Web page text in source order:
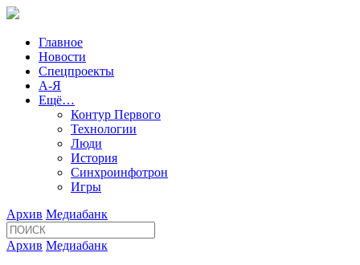
Главное
Новости
Спецпроекты
А-Я
Ещё…
Контур Первого
Технологии
Люди
История
Синхроинфотрон
Игры
Архив Медиабанк
Архив Медиабанк